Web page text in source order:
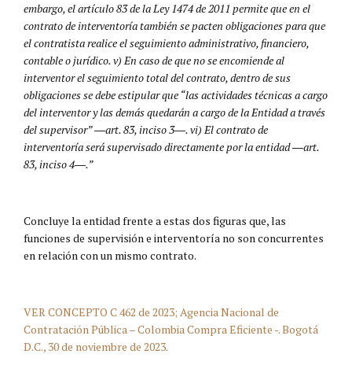
embargo, el artículo 83 de la Ley 1474 de 2011 permite que en el
contrato de interventoría también se pacten obligaciones para que
el contratista realice el seguimiento administrativo, financiero,
contable o jurídico. v) En caso de que no se encomiende al
interventor el seguimiento total del contrato, dentro de sus
obligaciones se debe estipular que “las actividades técnicas a cargo
del interventor y las demás quedarán a cargo de la Entidad a través
del supervisor” ―art. 83, inciso 3―. vi) El contrato de
interventoría será supervisado directamente por la entidad ―art.
83, inciso 4―.”
Concluye la entidad frente a estas dos figuras que, las
funciones de supervisión e interventoría no son concurrentes
en relación con un mismo contrato.
VER CONCEPTO C 462 de 2023; Agencia Nacional de
Contratación Pública – Colombia Compra Eficiente -. Bogotá
D.C., 30 de noviembre de 2023.